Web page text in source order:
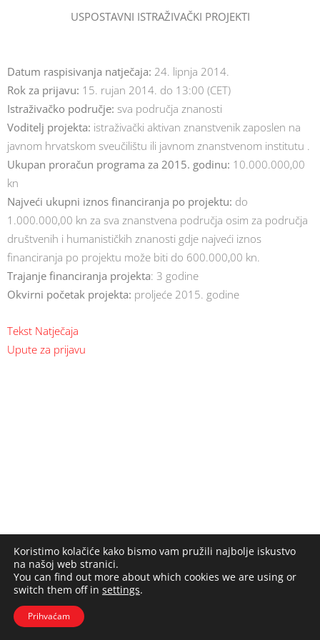
USPOSTAVNI ISTRAŽIVAČKI PROJEKTI
Datum raspisivanja natječaja: 24. lipnja 2014.
Rok za prijavu: 15. rujan 2014. do 13:00 (CET)
Istraživačko područje: sva područja znanosti
Voditelj projekta: istraživački aktivan znanstvenik zaposlen na
javnom hrvatskom sveučilištu ili javnom znanstvenom institutu .
Ukupan proračun programa za 2015. godinu: 10.000.000,00
kn
Najveći ukupni iznos financiranja po projektu: do
1.000.000,00 kn za sva znanstvena područja osim za područja
društvenih i humanističkih znanosti gdje najveći iznos
financiranja po projektu može biti do 600.000,00 kn.
Trajanje financiranja projekta: 3 godine
Okvirni početak projekta: proljeće 2015. godine
Tekst Natječaja
Upute za prijavu
Koristimo kolačiće kako bismo vam pružili najbolje iskustvo
na našoj web stranici.
You can find out more about which cookies we are using or
switch them off in settings.
Prihvaćam